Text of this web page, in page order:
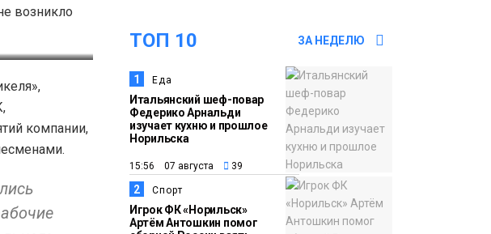
возникло
компании,
Культура
культуры отправятся
в малые города и сёла
11:10
Здоровье
«ЗдравКонтроль» для
оперативной связи
пациентов с
медучреждениями
запустили в регионе
ТОП 10 ЗА НЕДЕЛЮ
1 Еда
Итальянский шеф-повар
Федерико Арнальди
изучает кухню и прошлое
Норильска
15:56 07 августа 39
2 Спорт
Игрок ФК «Норильск»
Артём Антошкин помог